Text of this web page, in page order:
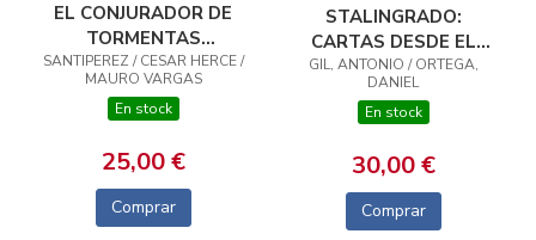
EL CONJURADOR DE
TORMENTAS
INTEGRAL VOL. 01
SANTIPEREZ / CESAR HERCE /
MAURO VARGAS
En stock
25,00 €
Comprar
STALINGRADO:
CARTAS DESDE EL
VOLGA
GIL, ANTONIO / ORTEGA,
DANIEL
En stock
30,00 €
Comprar